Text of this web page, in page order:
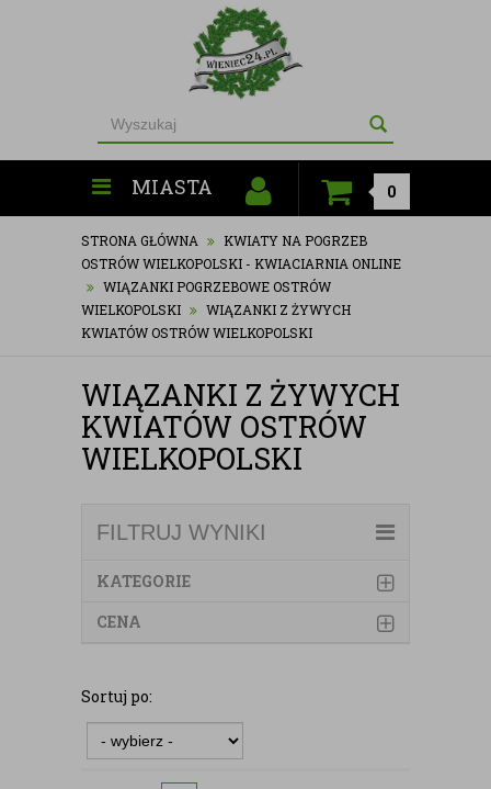
MIASTA 0
STRONA GŁÓWNA
KWIATY NA POGRZEB
OSTRÓW WIELKOPOLSKI - KWIACIARNIA ONLINE
WIĄZANKI POGRZEBOWE OSTRÓW
WIELKOPOLSKI
WIĄZANKI Z ŻYWYCH
KWIATÓW OSTRÓW WIELKOPOLSKI
WIĄZANKI Z ŻYWYCH
KWIATÓW OSTRÓW
WIELKOPOLSKI
FILTRUJ WYNIKI
KATEGORIE
CENA
Sortuj po: